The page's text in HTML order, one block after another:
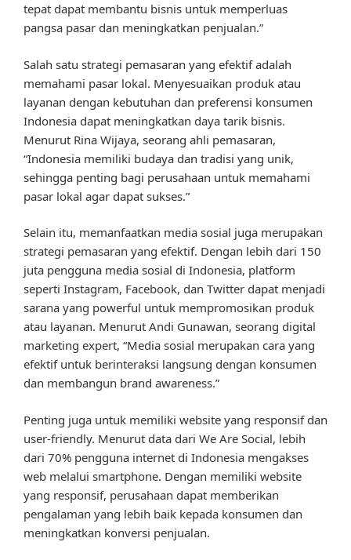
tepat dapat membantu bisnis untuk memperluas
pangsa pasar dan meningkatkan penjualan.”
Salah satu strategi pemasaran yang efektif adalah
memahami pasar lokal. Menyesuaikan produk atau
layanan dengan kebutuhan dan preferensi konsumen
Indonesia dapat meningkatkan daya tarik bisnis.
Menurut Rina Wijaya, seorang ahli pemasaran,
“Indonesia memiliki budaya dan tradisi yang unik,
sehingga penting bagi perusahaan untuk memahami
pasar lokal agar dapat sukses.”
Selain itu, memanfaatkan media sosial juga merupakan
strategi pemasaran yang efektif. Dengan lebih dari 150
juta pengguna media sosial di Indonesia, platform
seperti Instagram, Facebook, dan Twitter dapat menjadi
sarana yang powerful untuk mempromosikan produk
atau layanan. Menurut Andi Gunawan, seorang digital
marketing expert, “Media sosial merupakan cara yang
efektif untuk berinteraksi langsung dengan konsumen
dan membangun brand awareness.”
Penting juga untuk memiliki website yang responsif dan
user-friendly. Menurut data dari We Are Social, lebih
dari 70% pengguna internet di Indonesia mengakses
web melalui smartphone. Dengan memiliki website
yang responsif, perusahaan dapat memberikan
pengalaman yang lebih baik kepada konsumen dan
meningkatkan konversi penjualan.